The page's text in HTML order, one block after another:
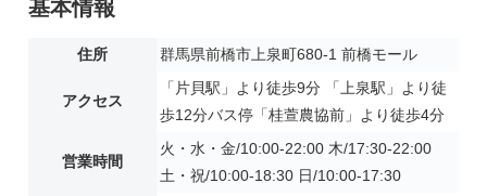
基本情報
住所 群馬県前橋市上泉町680-1 前橋モール
アクセス
「片貝駅」より徒歩9分 「上泉駅」より徒
歩12分バス停「桂萱農協前」より徒歩4分
営業時間
火・水・金/10:00-22:00 木/17:30-22:00
土・祝/10:00-18:30 日/10:00-17:30